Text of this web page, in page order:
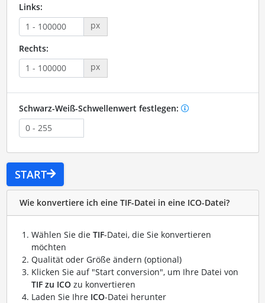
Links:
px
Rechts:
px
Schwarz-Weiß-Schwellenwert festlegen:
START
Wie konvertiere ich eine TIF-Datei in eine ICO-Datei?
Wählen Sie die TIF-Datei, die Sie konvertieren
möchten
Qualität oder Größe ändern (optional)
Klicken Sie auf "Start conversion", um Ihre Datei von
TIF zu ICOzu konvertieren
Laden Sie Ihre ICO-Datei herunter